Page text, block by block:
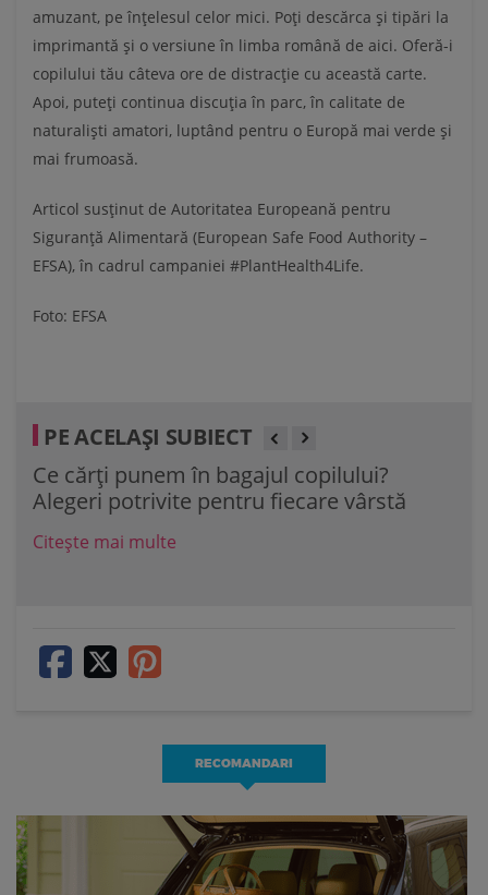
amuzant, pe înțelesul celor mici. Poți descărca și tipări la
imprimantă și o versiune în limba română de aici. Oferă-i
copilului tău câteva ore de distracție cu această carte.
Apoi, puteți continua discuția în parc, în calitate de
naturaliști amatori, luptând pentru o Europă mai verde și
mai frumoasă.
Articol susținut de Autoritatea Europeană pentru
Siguranță Alimentară (European Safe Food Authority –
EFSA), în cadrul campaniei #PlantHealth4Life.
Foto: EFSA
PE ACELAȘI SUBIECT
40 de ani de Helloween. O nouă generație
de rock. Toate, la Rockstadt
Citește mai multe
RECOMANDARI